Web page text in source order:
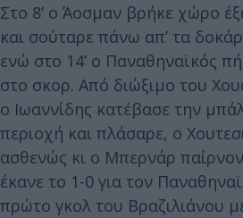
Στο 8’ ο Άοσμαν βρήκε χώρο
και σούταρε πάνω απ’ τα
ενώ στο 14’ ο Παναθηναϊκός
στο σκορ. Από διώξιμο του
ο Ιωαννίδης κατέβασε την
περιοχή και πλάσαρε, ο
ασθενώς κι ο Μπερνάρ
έκανε το 1-0 για τον
πρώτο γκολ του Βραζιλιάνου